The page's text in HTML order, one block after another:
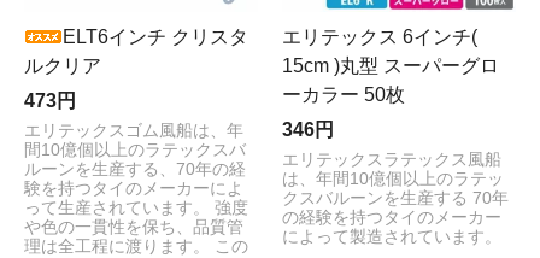
ELT6インチ クリスタ
ルクリア
473円
エリテックスゴム風船は、年
間10億個以上のラテックスバ
ルーンを生産する、70年の経
験を持つタイのメーカーによ
って生産されています。 強度
や色の一貫性を保ち、品質管
理は全工程に渡ります。 この
エリテックス 6インチ(
15cm )丸型 スーパーグロ
ーカラー 50枚
346円
エリテックスラテックス風船
は、年間10億個以上のラテッ
クスバルーンを生産する 70年
の経験を持つタイのメーカー
によって製造されています。